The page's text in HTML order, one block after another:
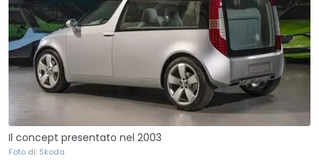
Il concept presentato nel 2003
Foto di: Skoda